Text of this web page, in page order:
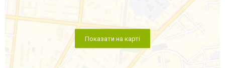
Показати на карті